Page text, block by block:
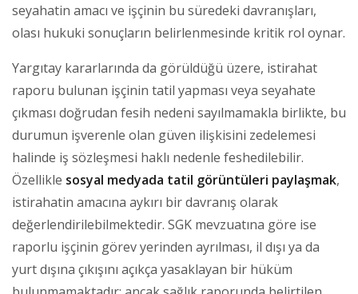
seyahatin amacı ve işçinin bu süredeki davranışları,
olası hukuki sonuçların belirlenmesinde kritik rol oynar.
Yargıtay kararlarında da görüldüğü üzere, istirahat
raporu bulunan işçinin tatil yapması veya seyahate
çıkması doğrudan fesih nedeni sayılmamakla birlikte, bu
durumun işverenle olan güven ilişkisini zedelemesi
halinde iş sözleşmesi haklı nedenle feshedilebilir.
Özellikle sosyal medyada tatil görüntüleri paylaşmak,
istirahatin amacına aykırı bir davranış olarak
değerlendirilebilmektedir. SGK mevzuatına göre ise
raporlu işçinin görev yerinden ayrılması, il dışı ya da
yurt dışına çıkışını açıkça yasaklayan bir hüküm